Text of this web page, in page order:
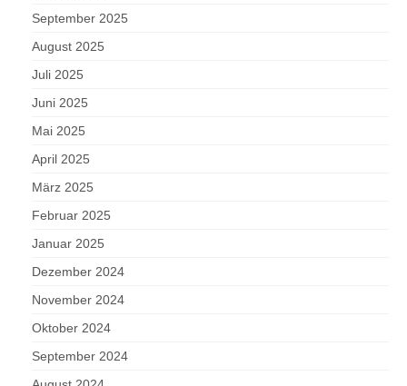
September 2025
August 2025
Juli 2025
Juni 2025
Mai 2025
April 2025
März 2025
Februar 2025
Januar 2025
Dezember 2024
November 2024
Oktober 2024
September 2024